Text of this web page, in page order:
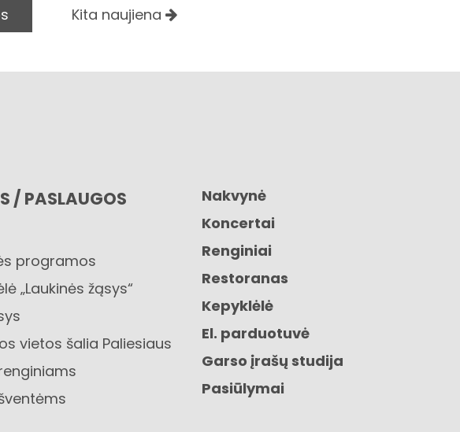
Kita naujiena
/ PASLAUGOS
programos
„Laukinės žąsys“
vietos šalia Paliesiaus
Nakvynė
Koncertai
Renginiai
Restoranas
Kepyklėlė
El. parduotuvė
Garso įrašų studija
Pasiūlymai